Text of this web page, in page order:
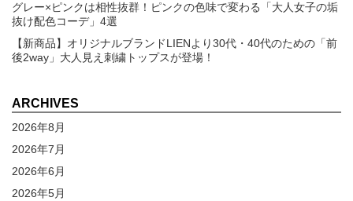
グレー×ピンクは相性抜群！ピンクの色味で変わる「大人女子の垢
抜け配色コーデ」4選
【新商品】オリジナルブランドLIENより30代・40代のための「前
後2way」大人見え刺繍トップスが登場！
ARCHIVES
2026年8月
2026年7月
2026年6月
2026年5月